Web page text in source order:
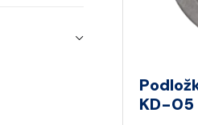
KD-05